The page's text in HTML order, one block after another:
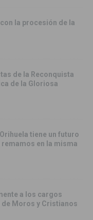
la procesión de la
de la Reconquista
de la Gloriosa
tiene un futuro
en la misma
a los cargos
Moros y Cristianos